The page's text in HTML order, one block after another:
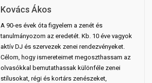
Kovács Ákos
A 90-es évek óta figyelem a zenét és
tanulmányozom az eredetét. Kb. 10 éve vagyok
aktív DJ és szervezek zenei rendezvényeket.
Célom, hogy ismereteimet megoszthassam az
olvasókkal bemutathassak különféle zenei
stílusokat, régi és kortárs zenészeket,